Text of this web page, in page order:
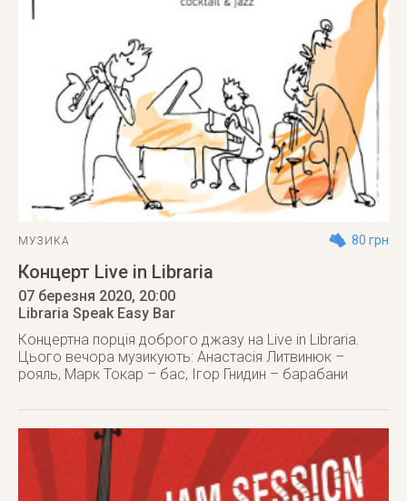
МУЗИКА 80 грн
Концерт Live in Libraria
07 березня 2020, 20:00
Libraria Speak Easy Bar
Концертна порція доброго джазу на Live in Libraria.
Цього вечора музикують: Анастасія Литвинюк –
рояль, Марк Токар – бас, Ігор Гнидин – барабани